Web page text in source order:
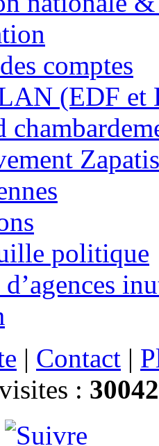
comptes
(EDF et
politique
| Contact |
: